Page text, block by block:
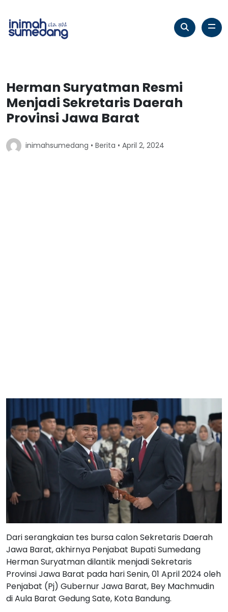
Herman Suryatman Resmi
Menjadi Sekretaris Daerah
Provinsi Jawa Barat
inimahsumedang • Berita • April 2, 2024
Dari serangkaian tes bursa calon Sekretaris Daerah
Jawa Barat, akhirnya Penjabat Bupati Sumedang
Herman Suryatman dilantik menjadi Sekretaris
Provinsi Jawa Barat pada hari Senin, 01 April 2024 oleh
Penjabat (Pj) Gubernur Jawa Barat, Bey Machmudin
di Aula Barat Gedung Sate, Kota Bandung.